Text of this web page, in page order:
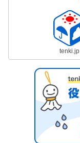
tenki.jp